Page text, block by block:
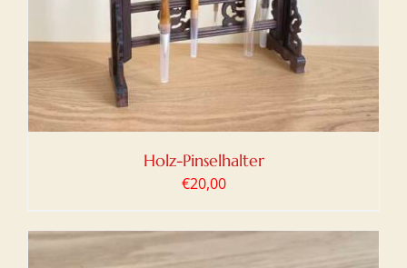
Holz-Pinselhalter
€20,00